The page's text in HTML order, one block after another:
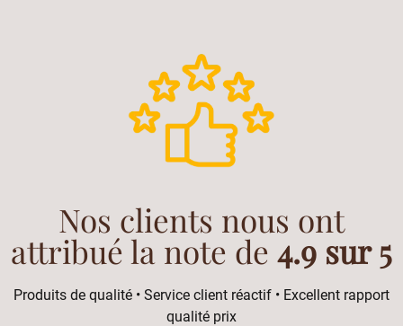
Nos clients nous ont
attribué la note de 4.9 sur 5
Produits de qualité • Service client réactif • Excellent rapport
qualité prix